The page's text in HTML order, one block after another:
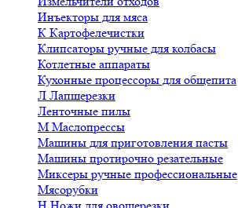
Инъекторы для мяса
К Картофелечистки
Клипсаторы ручные для колбасы
Котлетные аппараты
Кухонные процессоры для общепита
Л Лапшерезки
Ленточные пилы
М Маслопрессы
Машины для приготовления пасты
Машины протирочно резательные
Миксеры ручные профессиональные
Мясорубки